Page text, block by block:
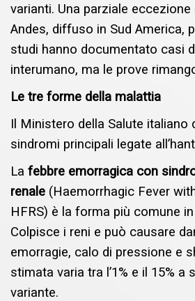
varianti. Una parziale eccezione
Andes, diffuso in Sud America,
studi hanno documentato casi
interumano, ma le prove
Le tre forme della malattia
Il Ministero della Salute italiano
sindromi principali legate
La febbre emorragica con
renale (Haemorrhagic Fever
HFRS) è la forma più comune
Colpisce i reni e può causare
emorragie, calo di pressione e
stimata varia tra l’1% e il 15% a
variante.